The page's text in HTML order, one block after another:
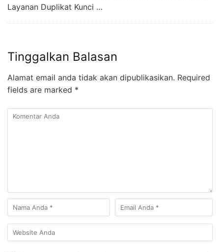
Layanan Duplikat Kunci …
Tinggalkan Balasan
Alamat email anda tidak akan dipublikasikan. Required
fields are marked *